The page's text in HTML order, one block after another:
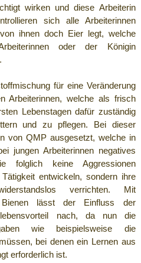
wirken und diese Arbeiterin
sich alle Arbeiterinnen
ihnen doch Eier legt, welche
oder der Königin
für eine Veränderung
Arbeiterinnen, welche als frisch
Lebenstagen dafür zuständig
und zu pflegen. Bei dieser
von QMP ausgesetzt, welche in
jungen Arbeiterinnen negatives
folglich keine Aggressionen
entwickeln, sondern ihre
verrichten. Mit
lässt der Einfluss der
nach, da nun die
wie beispielsweise die
bei denen ein Lernen aus
erforderlich ist.